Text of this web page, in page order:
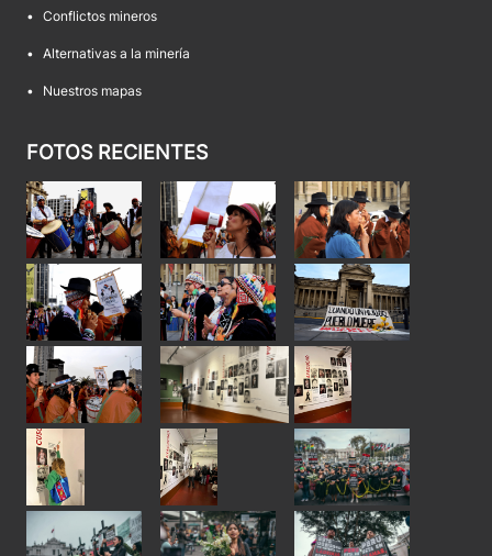
• Conflictos mineros
• Alternativas a la minería
• Nuestros mapas
FOTOS RECIENTES